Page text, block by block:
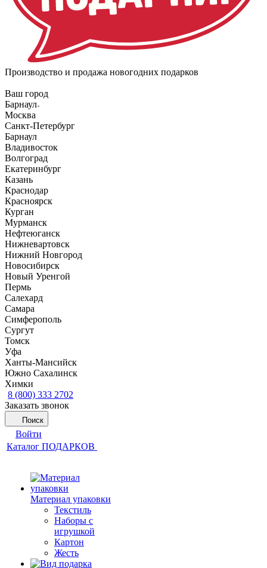
Производство и продажа новогодних подарков
Ваш город
Барнаул
Москва
Санкт-Петербург
Барнаул
Владивосток
Волгоград
Екатеринбург
Казань
Краснодар
Красноярск
Курган
Мурманск
Нефтеюганск
Нижневартовск
Нижний Новгород
Новосибирск
Новый Уренгой
Пермь
Салехард
Самара
Симферополь
Сургут
Томск
Уфа
Ханты-Мансийск
Южно Сахалинск
Химки
8 (800) 333 2702
Заказать звонок
Поиск
Войти
Каталог ПОДАРКОВ
Материал упаковки
Текстиль
Наборы с
игрушкой
Картон
Жесть